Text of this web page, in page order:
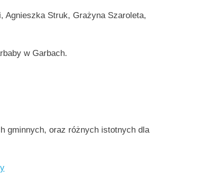
Agnieszka Struk, Grażyna Szaroleta,
w Garbach.
gminnych, oraz różnych istotnych dla